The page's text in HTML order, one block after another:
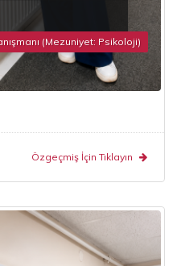
(Mezuniyet: Psikoloji)
Özgeçmiş İçin Tıklayın